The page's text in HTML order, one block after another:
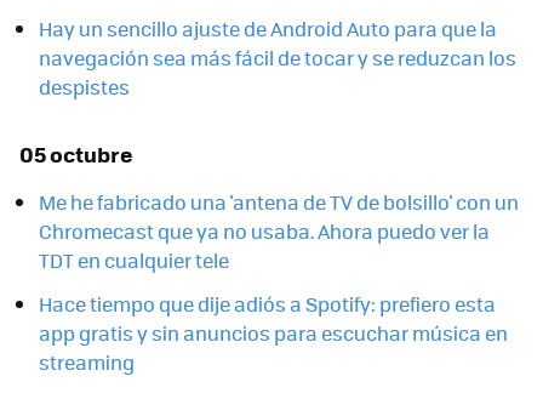
Hay un sencillo ajuste de Android Auto para que la
navegación sea más fácil de tocar y se reduzcan los
despistes
05 octubre
Me he fabricado una 'antena de TV de bolsillo' con un
Chromecast que ya no usaba. Ahora puedo ver la
TDT en cualquier tele
Hace tiempo que dije adiós a Spotify: prefiero esta
app gratis y sin anuncios para escuchar música en
streaming